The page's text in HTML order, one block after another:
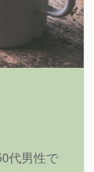
代男性で